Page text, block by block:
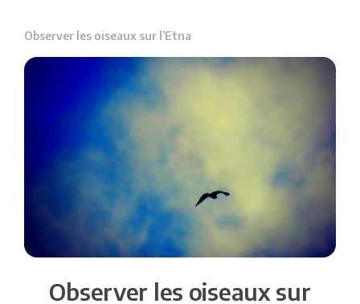
Observer les oiseaux sur l’Etna
Observer les oiseaux sur